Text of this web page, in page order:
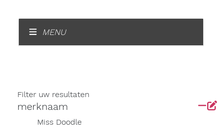
MENU
Filter uw resultaten
merknaam
Miss Doodle